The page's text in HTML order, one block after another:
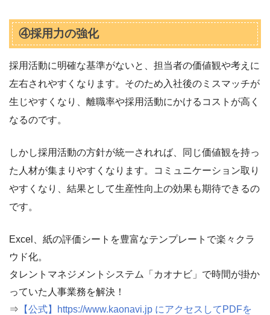
④採用力の強化
採用活動に明確な基準がないと、担当者の価値観や考えに
左右されやすくなります。そのため入社後のミスマッチが
生じやすくなり、離職率や採用活動にかけるコストが高く
なるのです。
しかし採用活動の方針が統一されれば、同じ価値観を持っ
た人材が集まりやすくなります。コミュニケーション取り
やすくなり、結果として生産性向上の効果も期待できるの
です。
Excel、紙の評価シートを豊富なテンプレートで楽々クラ
ウド化。
タレントマネジメントシステム「カオナビ」で時間が掛か
っていた人事業務を解決！
⇒ 【公式】https://www.kaonavi.jp にアクセスしてPDFを